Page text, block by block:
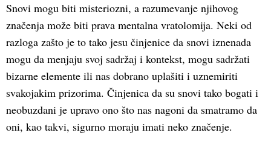
Snovi mogu biti misteriozni, a razumevanje njihovog
značenja može biti prava mentalna vratolomija. Neki od
razloga zašto je to tako jesu činjenice da snovi iznenada
mogu da menjaju svoj sadržaj i kontekst, mogu sadržati
bizarne elemente ili nas dobrano uplašiti i uznemiriti
svakojakim prizorima. Činjenica da su snovi tako bogati i
neobuzdani je upravo ono što nas nagoni da smatramo da
oni, kao takvi, sigurno moraju imati neko značenje.